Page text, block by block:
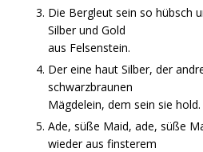
Die Bergleut sein so hübsch
Silber und Gold
aus Felsenstein.
Der eine haut Silber, der
schwarzbraunen
Mägdelein, dem sein sie
Ade, süße Maid, ade, süße
wieder aus finsterem